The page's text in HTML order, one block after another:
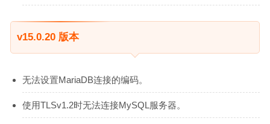
v15.0.20 版本
无法设置MariaDB连接的编码。
使用TLSv1.2时无法连接MySQL服务器。